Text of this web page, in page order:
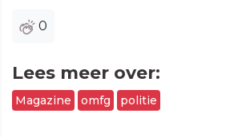
0
Lees meer over:
Magazine omfg politie